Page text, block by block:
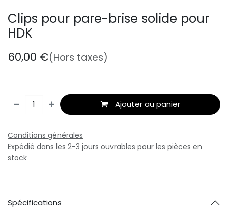
Clips pour pare-brise solide pour
HDK
60,00 €(Hors taxes)
Ajouter au panier
Conditions générales
Expédié dans les 2-3 jours ouvrables pour les pièces en
stock
Spécifications